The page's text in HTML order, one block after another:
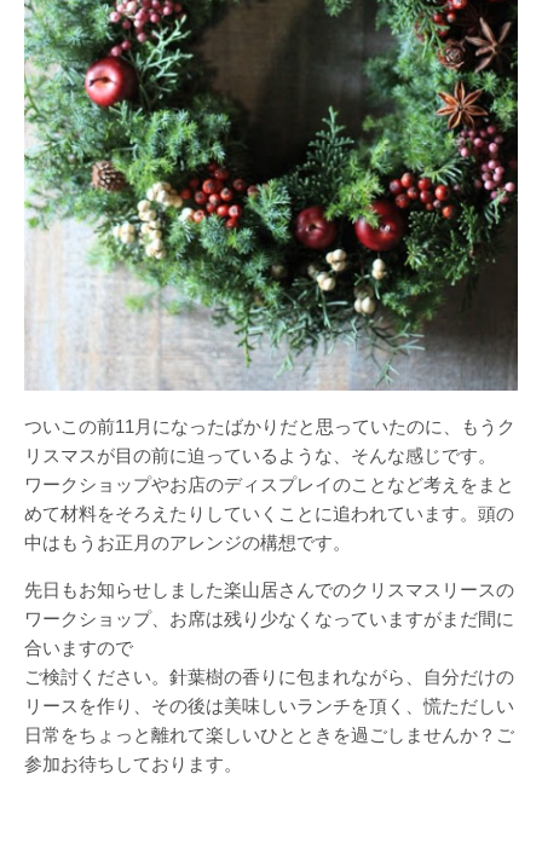
ついこの前11月になったばかりだと思っていたのに、もうク
リスマスが目の前に迫っているような、そんな感じです。
ワークショップやお店のディスプレイのことなど考えをまと
めて材料をそろえたりしていくことに追われています。頭の
中はもうお正月のアレンジの構想です。
先日もお知らせしました楽山居さんでのクリスマスリースの
ワークショップ、お席は残り少なくなっていますがまだ間に
合いますので
ご検討ください。針葉樹の香りに包まれながら、自分だけの
リースを作り、その後は美味しいランチを頂く、慌ただしい
日常をちょっと離れて楽しいひとときを過ごしませんか？ご
参加お待ちしております。